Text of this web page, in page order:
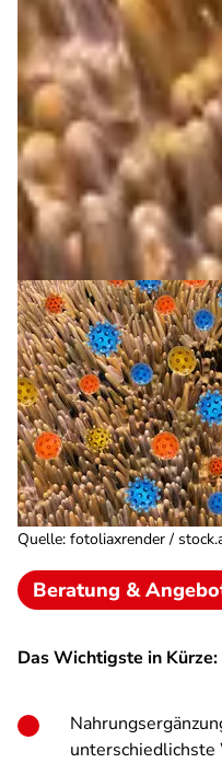
Quelle: fotoliaxrender /
Beratung &
Das Wichtigste in Kürze:
unterschiedlichste